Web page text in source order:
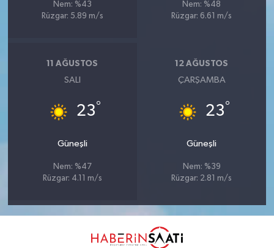
Nem: %43
Rüzgar: 5.89 m/s
Nem: %48
Rüzgar: 6.61 m/s
11 AĞUSTOS
SALI
23°
Güneşli
Nem: %47
Rüzgar: 4.11 m/s
12 AĞUSTOS
ÇARŞAMBA
23°
Güneşli
Nem: %39
Rüzgar: 2.81 m/s